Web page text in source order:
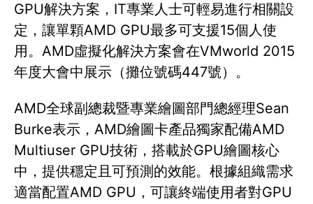
GPU解決方案，IT專業人士可輕易進行相關設
定，讓單顆AMD GPU最多可支援15個人使
用。AMD虛擬化解決方案會在VMworld 2015
年度大會中展示（攤位號碼447號）。
AMD全球副總裁暨專業繪圖部門總經理Sean
Burke表示，AMD繪圖卡產品獨家配備AMD
Multiuser GPU技術，搭載於GPU繪圖核心
中，提供穩定且可預測的效能。根據組織需求
適當配置AMD GPU，可讓終端使用者對GPU